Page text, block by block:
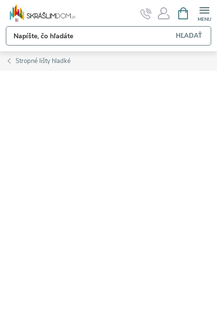
Prejsť
obsah
HĽADAŤ
KOŠÍK
Stropné lišty hladké